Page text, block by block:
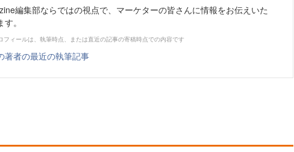
編集部ならではの視点で、マーケターの皆さんに情報をお伝えいた
す。
フィールは、執筆時点、または直近の記事の寄稿時点での内容です
著者の最近の執筆記事